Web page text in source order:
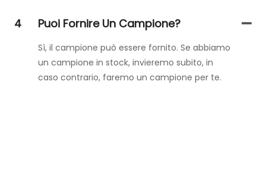
4 Puoi Fornire Un Campione?
Sì, il campione può essere fornito. Se abbiamo
un campione in stock, invieremo subito, in
caso contrario, faremo un campione per te.